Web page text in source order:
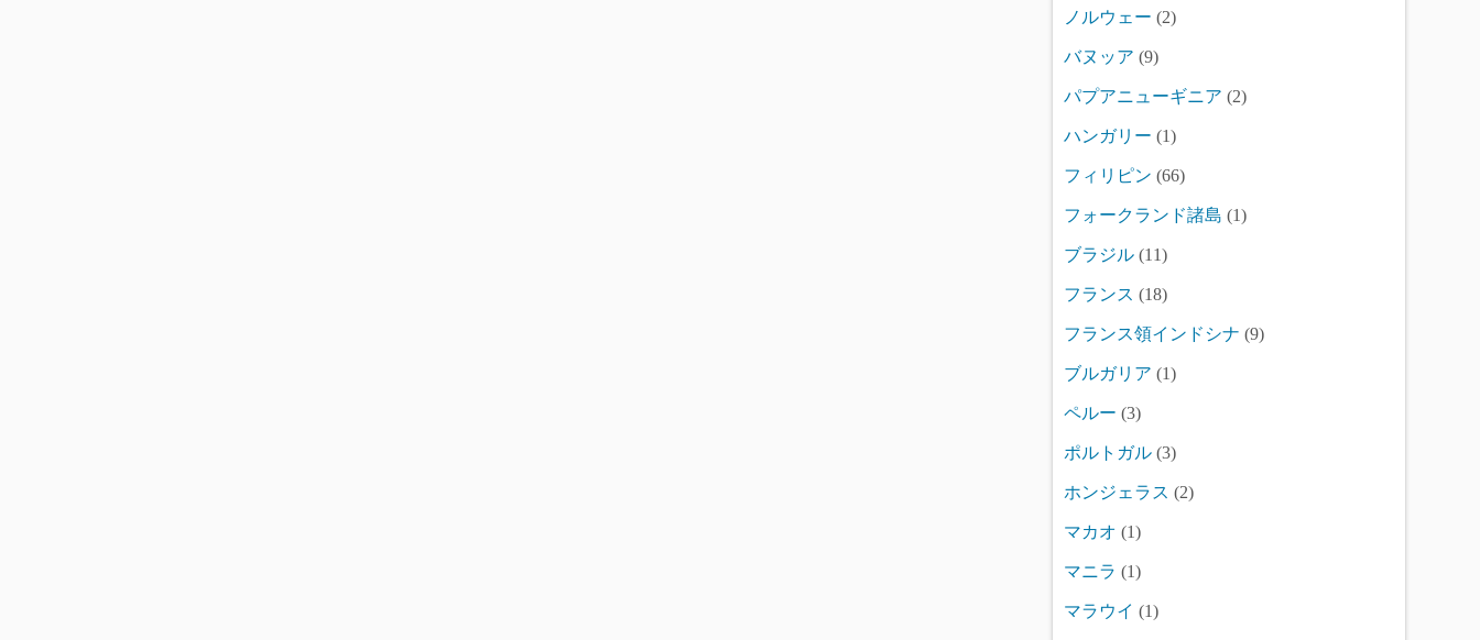
ノルウェー (2)
バヌッア (9)
パプアニューギニア (2)
ハンガリー (1)
フィリピン (66)
フォークランド諸島 (1)
ブラジル (11)
フランス (18)
フランス領インドシナ (9)
ブルガリア (1)
ペルー (3)
ポルトガル (3)
ホンジェラス (2)
マカオ (1)
マニラ (1)
マラウイ (1)